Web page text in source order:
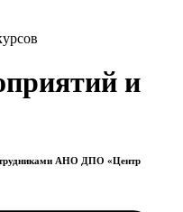
и
АНО ДПО «Центр